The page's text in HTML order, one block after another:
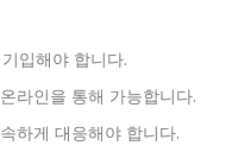
입해야 합니다.
라인을 통해 가능합니다.
하게 대응해야 합니다.